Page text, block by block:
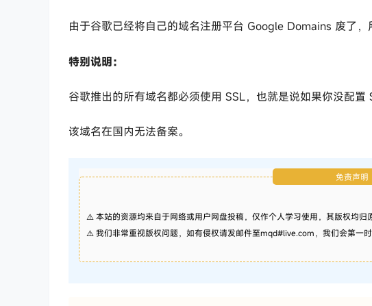
由于谷歌已经将自己的域名注册平台 Google Domains 废了，
特别说明：
谷歌推出的所有域名都必须使用 SSL，也就是说如果你没配置
该域名在国内无法备案。
免责声明
⚠️ 本站的资源均来自于网络或用户网盘投稿，仅作个人学习使用，其版权均归
⚠️ 我们非常重视版权问题，如有侵权请发邮件至mqd#live.com，我们会第一时